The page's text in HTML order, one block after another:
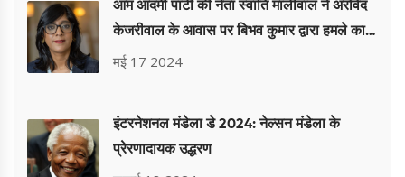
आम आदमी पार्टी की नेता स्वाति मालीवाल ने अरविंद
केजरीवाल के आवास पर बिभव कुमार द्वारा हमले का
आरोप लगाया
मई 17 2024
इंटरनेशनल मंडेला डे 2024: नेल्सन मंडेला के
प्रेरणादायक उद्धरण